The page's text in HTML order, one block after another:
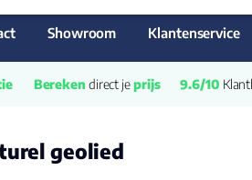
Showroom Klantenservice
Bereken direct je prijs 9.6/10
geolied